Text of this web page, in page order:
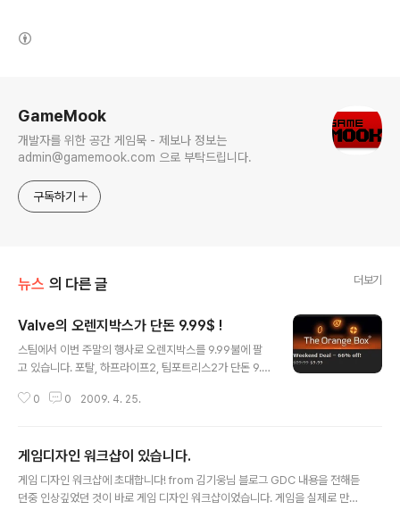
GameMook
개발자를 위한 공간 게임묵 - 제보나 정보는
admin@gamemook.com 으로 부탁드립니다.
구독하기
뉴스 의 다른 글 더보기
Valve의 오렌지박스가 단돈 9.99$ !
스팀에서 이번 주말의 행사로 오렌지박스를 9.99불에 팔
고 있습니다. 포탈, 하프라이프2, 팀포트리스2가 단돈 9.9
게 좋은기회가 될 것 같습니다.
0 0 2009. 4. 25.
게임디자인 워크샵이 있습니다.
게임 디자인 워크샵에 초대합니다! from 김기웅님 블로그 GDC 내용을 전해듣
던중 인상깊었던 것이 바로 게임 디자인 워크샵이었습니다. 게임을 실제로 만들